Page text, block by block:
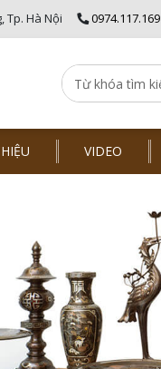
Tp. Hà Nội 0974.117.169
VIDEO